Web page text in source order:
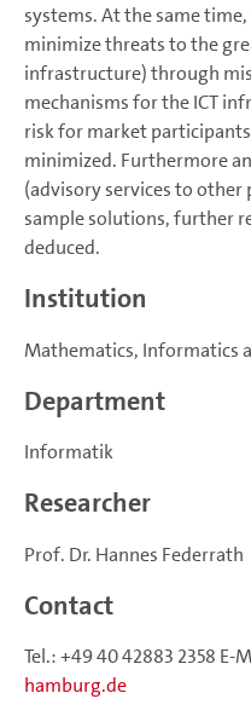
systems. At the same
minimize threats to the
infrastructure) through
mechanisms for the ICT
risk for market
minimized. Furthermore
(advisory services to
sample solutions, further
deduced.
Institution
Mathematics, Informatics
Department
Informatik
Researcher
Prof. Dr. Hannes Federrath
Contact
Tel.: +49 40 42883 2358 E-
hamburg.de